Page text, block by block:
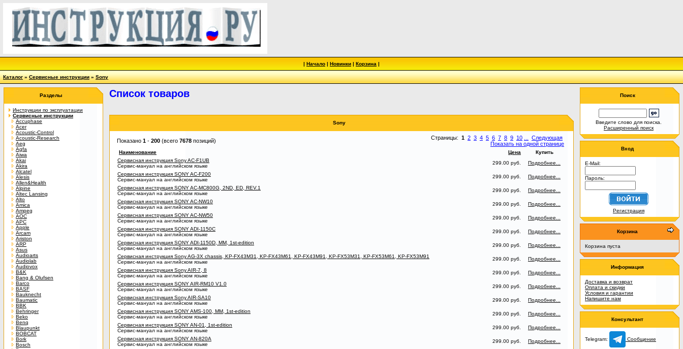
| Начало | Новинки | Корзина |
Каталог»Сервисные инструкции»Sony
Разделы
Инструкции по эксплуатации
Сервисные инструкции
Accuphase
Acer
Acoustic-Control
Acoustic-Research
Aeg
Agfa
Aiwa
Akai
Akira
Alcatel
Alesis
Allen&Health
Alpine
Altec Lansing
Alto
Amica
Ampeg
AOC
APC
Apple
Arcam
Ariston
ARP
Asus
Audioarts
Audiolab
Audiovox
B&K
Bang & Olufsen
Barco
BASF
Bauknecht
Baumatic
BBK
Behringer
Beko
Benq
Blaupunkt
BOBCAT
Bork
Bosch
Список товаров
Sony
Показано 1 - 200 (всего 7678 позиций) Страницы: 1 2 3 4 5 6 7 8 9 10
Следующая
Показать на одной странице
Наименование Цена
Купить
Сервисная инструкция Sony AC-F1UB
Сервис-мануал на английском языке
299.00 руб.
Подробнее...
Сервисная инструкция SONY AC-F200
Сервис-мануал на английском языке
299.00 руб.
Подробнее...
Сервисная инструкция SONY AC-MC800G, 2ND, ED, REV.1
Сервис-мануал на английском языке
299.00 руб.
Подробнее...
Сервисная инструкция SONY AC-NW10
Сервис-мануал на английском языке
299.00 руб.
Подробнее...
Сервисная инструкция SONY AC-NW50
Сервис-мануал на английском языке
299.00 руб.
Подробнее...
Сервисная инструкция SONY ADI-1150C
Сервис-мануал на английском языке
299.00 руб.
Подробнее...
Сервисная инструкция SONY ADI-1150D, MM, 1st-edition
Сервис-мануал на английском языке
299.00 руб.
Подробнее...
Сервисная инструкция Sony AG-3X chassis, KP-FX43M31, KP-FX43M61, KP-FX43M91, KP-FX53M31, KP-FX53M61, KP-FX53M91
Сервис-мануал на английском языке
299.00 руб.
Подробнее...
Сервисная инструкция Sony AIR-7, 8
Сервис-мануал на английском языке
299.00 руб.
Подробнее...
Сервисная инструкция SONY AIR-RM10 V1.0
Сервис-мануал на английском языке
299.00 руб.
Подробнее...
Сервисная инструкция Sony AIR-SA10
Сервис-мануал на английском языке
299.00 руб.
Подробнее...
Сервисная инструкция SONY AMS-100, MM, 1st-edition
Сервис-мануал на английском языке
299.00 руб.
Подробнее...
Сервисная инструкция SONY AN-01, 1st-edition
Сервис-мануал на английском языке
299.00 руб.
Подробнее...
Сервисная инструкция SONY AN-820A
Сервис-мануал на английском языке
299.00 руб.
Подробнее...
Поиск
Введите слово для поиска.
Расширенный поиск
Вход
E-Mail:
Пароль:
Регистрация
Корзина
Корзина пуста
Информация
Доставка и возврат
Оплата и скидки
Условия и гарантии
Напишите нам
Консультант
Telegram: Сообщение